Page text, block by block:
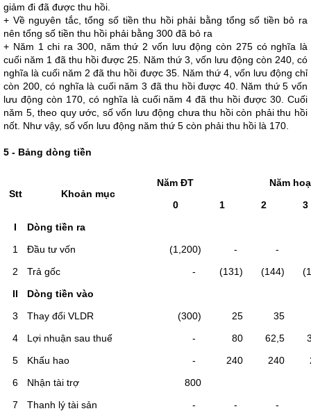
giảm đi đã được thu hồi.
+ Về nguyên tắc, tổng số tiền thu hồi phải bằng tổng số tiền bỏ ra
nên tổng số tiền thu hồi phải bằng 300 đã bỏ ra
+ Năm 1 chi ra 300, năm thứ 2 vốn lưu động còn 275 có nghĩa là
cuối năm 1 đã thu hồi được 25. Năm thứ 3, vốn lưu động còn 240, có
nghĩa là cuối năm 2 đã thu hồi được 35. Năm thứ 4, vốn lưu động chỉ
còn 200, có nghĩa là cuối năm 3 đã thu hồi được 40. Năm thứ 5 vốn
lưu động còn 170, có nghĩa là cuối năm 4 đã thu hồi được 30. Cuối
năm 5, theo quy ước, số vốn lưu động chưa thu hồi còn phải thu hồi
nốt. Như vậy, số vốn lưu động năm thứ 5 còn phải thu hồi là 170.
5 - Bảng dòng tiền
Stt Khoản mục
Năm ĐT
Năm
0
1 2
3
I
Dòng tiền ra
1
Đầu tư vốn (1,200) - -
2
Trả gốc - (131) (144)
II
Dòng tiền vào
3
Thay đổi VLDR (300) 25 35
4
Lợi nhuận sau thuế - 80 62,5
5
Khấu hao - 240 240
6
Nhận tài trợ
800
7
Thanh lý tài sản - - -